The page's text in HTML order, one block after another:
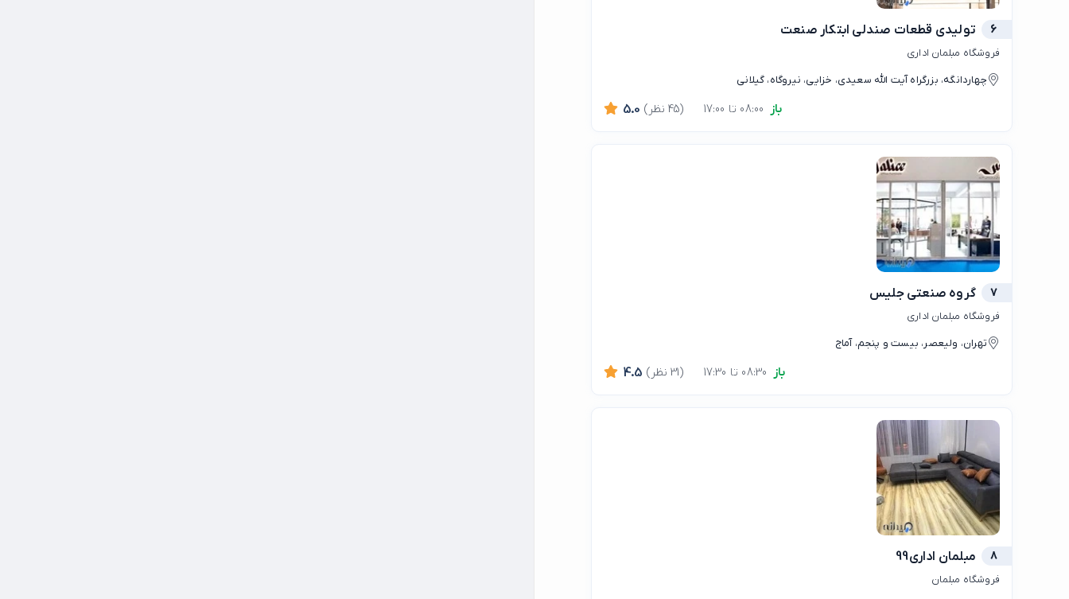
6 تولیدی قطعات صندلی ابتکار صنعت
فروشگاه مبلمان اداری
چهاردانگه، بزرگراه آیت الله سعیدی، خزایی، نیروگاه، گیلانی
باز 5.0 (45 نظر)
7 گروه صنعتی جلیس
فروشگاه مبلمان اداری
تهران، ولیعصر، بیست و پنجم، آماج
باز 4.5 (31 نظر)
8 مبلمان اداری99
فروشگاه مبلمان